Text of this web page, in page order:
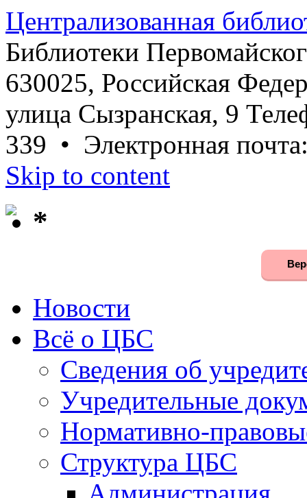
Централизованная
Библиотеки
630025, Российская
улица Сызранская, 9
339 • Электронная
Skip to content
*
Новости
Всё о ЦБС
Сведения об
Учредительные
Нормативно-
Структура ЦБС